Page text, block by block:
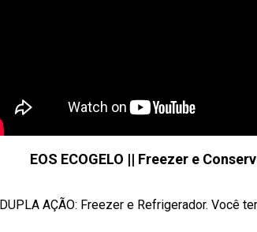
EOS ECOGELO || Freezer e
AÇÃO: Freezer e Refrigerador. Você